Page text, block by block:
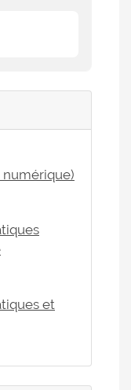
numérique)
et